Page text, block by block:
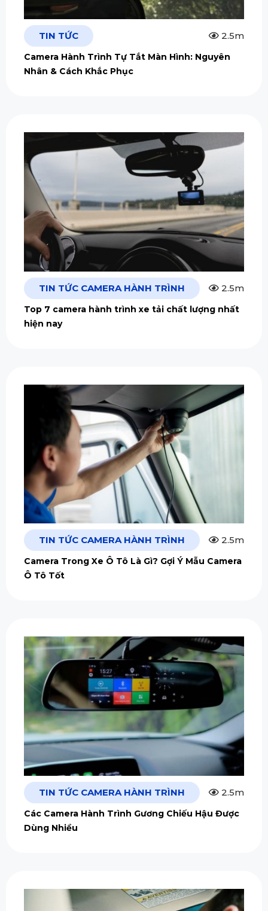
TIN TỨC 2.5m
Camera Hành Trình Tự Tắt Màn Hình: Nguyên
Nhân & Cách Khắc Phục
TIN TỨC CAMERA HÀNH TRÌNH 2.5m
Top 7 camera hành trình xe tải chất lượng nhất
hiện nay
TIN TỨC CAMERA HÀNH TRÌNH 2.5m
Camera Trong Xe Ô Tô Là Gì? Gợi Ý Mẫu Camera
Ô Tô Tốt
TIN TỨC CAMERA HÀNH TRÌNH 2.5m
Các Camera Hành Trình Gương Chiếu Hậu Được
Dùng Nhiều